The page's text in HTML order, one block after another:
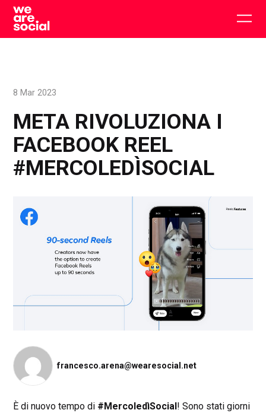
Skip
content
META RIVOLUZIONA I
FACEBOOK REEL
#MERCOLEDÌSOCIAL
8 Mar 2023
francesco.arena@wearesocial.net
È di nuovo tempo di #MercoledìSocial! Sono stati giorni